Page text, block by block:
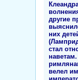
другие
них
стал
велел